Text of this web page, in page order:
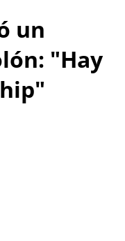
un
"Hay